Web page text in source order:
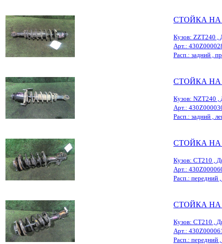
СТОЙКА НА
Кузов: ZZT240 ,
Арт.:
Расп.: задний ,
СТОЙКА НА
Кузов: NZT240 ,
Арт.:
Расп.: задний ,
СТОЙКА НА
Кузов: CT210 ,
Арт.:
Расп.: передний
СТОЙКА НА
Кузов: CT210 ,
Арт.:
Расп.: передний